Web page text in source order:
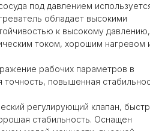
под давлением
обладает высокими
к высокому давлению,
током, хорошим нагревом
рабочих параметров в
повышенная
регулирующий клапан,
стабильность. Оснащен